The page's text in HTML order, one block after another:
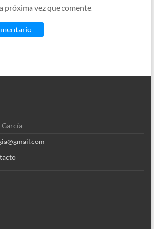
próxima vez que comente.
García